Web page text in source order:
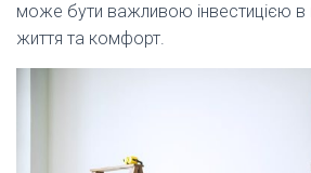
може бути важливою інвестицією
життя та комфорт.